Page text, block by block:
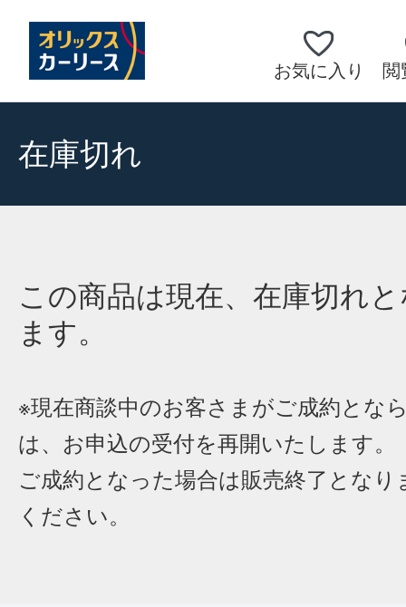
お気に入り 閲
在庫切れ
この商品は現在、在庫切れ
ます。
※現在商談中のお客さまがご成約とな
は、お申込の受付を再開いたします。
ご成約となった場合は販売終了となり
ください。